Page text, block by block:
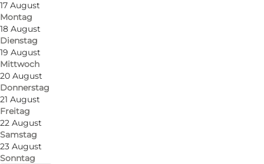
17 August
Montag
18 August
Dienstag
19 August
Mittwoch
20 August
Donnerstag
21 August
Freitag
22 August
Samstag
23 August
SonntagAuf der historischen Kær Halvø (Halbinsel) liegt